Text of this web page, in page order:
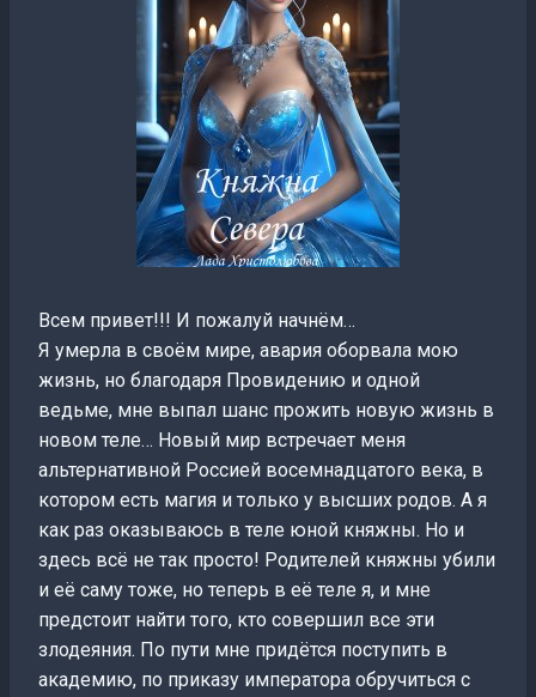
Всем привет!!! И пожалуй начнём…
Я умерла в своём мире, авария оборвала мою
жизнь, но благодаря Провидению и одной
ведьме, мне выпал шанс прожить новую жизнь в
новом теле… Новый мир встречает меня
альтернативной Россией восемнадцатого века, в
котором есть магия и только у высших родов. А я
как раз оказываюсь в теле юной княжны. Но и
здесь всё не так просто! Родителей княжны убили
и её саму тоже, но теперь в её теле я, и мне
предстоит найти того, кто совершил все эти
злодеяния. По пути мне придётся поступить в
академию, по приказу императора обручиться с